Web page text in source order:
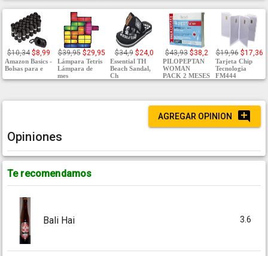
$10,34 $8,99
Amazon Basics -
Bolsas para e
$39,95 $29,95
Lámpara Tetris
Lámpara de
mes
$34,9 $24,0
Essential TH
Beach Sandal,
Ch
$43,93 $38,2
PILOPEPTAN
WOMAN
PACK 2 MESES
$19,96 $17,36
Tarjeta Chip
Tecnologia
FM444
AGREGAR OPINION
Opiniones
Te recomendamos
Bali Hai 3.6